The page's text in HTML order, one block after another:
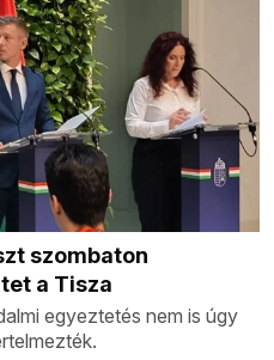
szombaton
a Tisza
egyeztetés nem is úgy